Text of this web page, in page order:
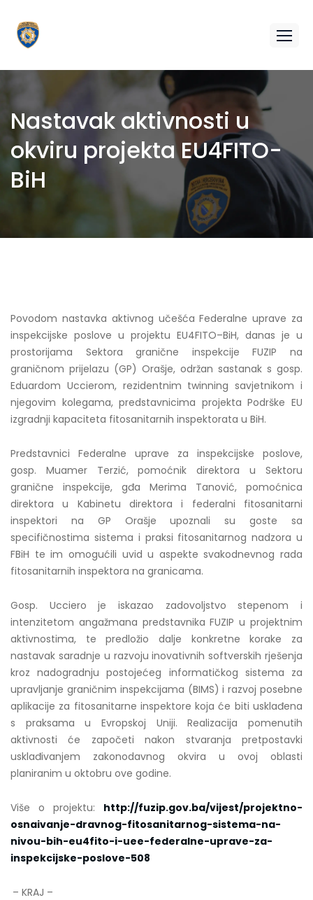
Nastavak aktivnosti u
okviru projekta EU4FITO-
BiH
Povodom nastavka aktivnog učešća Federalne uprave za
inspekcijske poslove u projektu EU4FITO–BiH, danas je u
prostorijama Sektora granične inspekcije FUZIP na
graničnom prijelazu (GP) Orašje, održan sastanak s gosp.
Eduardom Uccierom, rezidentnim twinning savjetnikom i
njegovim kolegama, predstavnicima projekta Podrške EU
izgradnji kapaciteta fitosanitarnih inspektorata u BiH.
Predstavnici Federalne uprave za inspekcijske poslove,
gosp. Muamer Terzić, pomoćnik direktora u Sektoru
granične inspekcije, gđa Merima Tanović, pomoćnica
direktora u Kabinetu direktora i federalni fitosanitarni
inspektori na GP Orašje upoznali su goste sa
specifičnostima sistema i praksi fitosanitarnog nadzora u
FBiH te im omogućili uvid u aspekte svakodnevnog rada
fitosanitarnih inspektora na granicama.
Gosp. Ucciero je iskazao zadovoljstvo stepenom i
intenzitetom angažmana predstavnika FUZIP u projektnim
aktivnostima, te predložio dalje konkretne korake za
nastavak saradnje u razvoju inovativnih softverskih rješenja
kroz nadogradnju postojećeg informatičkog sistema za
upravljanje graničnim inspekcijama (BIMS) i razvoj posebne
aplikacije za fitosanitarne inspektore koja će biti usklađena
s praksama u Evropskoj Uniji. Realizacija pomenutih
aktivnosti će započeti nakon stvaranja pretpostavki
usklađivanjem zakonodavnog okvira u ovoj oblasti
planiranim u oktobru ove godine.
Više o projektu: http://fuzip.gov.ba/vijest/projektno-
osnaivanje-dravnog-fitosanitarnog-sistema-na-
nivou-bih-eu4fito-i-uee-federalne-uprave-za-
inspekcijske-poslove-508
– KRAJ –